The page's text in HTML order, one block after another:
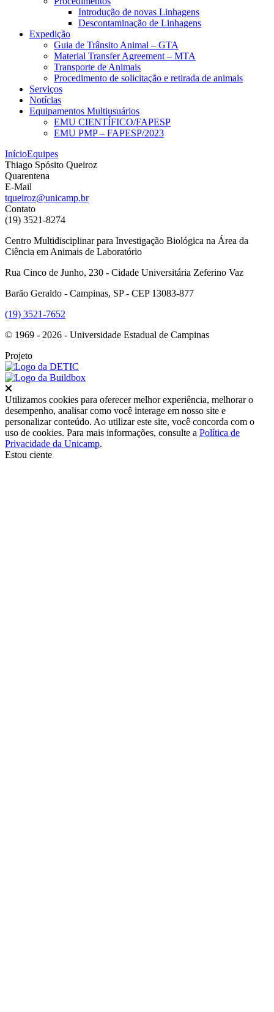
Introdução de novas Linhagens
Descontaminação de Linhagens
Expedição
Guia de Trânsito Animal – GTA
Material Transfer Agreement – MTA
Transporte de Animais
Procedimento de solicitação e retirada de animais
Serviços
Notícias
Equipamentos Multiusuários
EMU CIENTÍFICO/FAPESP
EMU PMP – FAPESP/2023
InícioEquipes
Thiago Spósito Queiroz
Quarentena
E-Mail
tqueiroz@unicamp.br
Contato
(19) 3521-8274
Centro Multidisciplinar para Investigação Biológica na Área da
Ciência em Animais de Laboratório
Rua Cinco de Junho, 230 - Cidade Universitária Zeferino Vaz
Barão Geraldo - Campinas, SP - CEP 13083-877
(19) 3521-7652
© 1969 - 2026 - Universidade Estadual de Campinas
Projeto
Utilizamos cookies para oferecer melhor experiência, melhorar o
desempenho, analisar como você interage em nosso site e
personalizar conteúdo. Ao utilizar este site, você concorda com o
uso de cookies. Para mais informações, consulte a Política de
Privacidade da Unicamp.
Estou ciente